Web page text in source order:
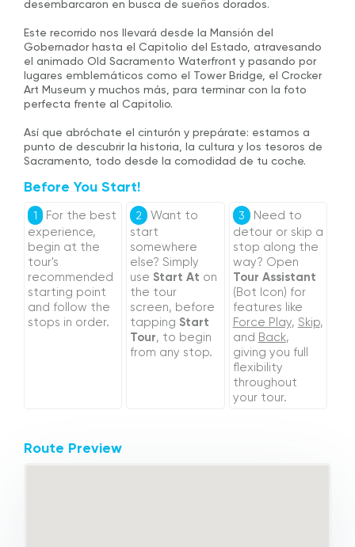
desembarcaron en busca de sueños dorados.
Este recorrido nos llevará desde la Mansión del
Gobernador hasta el Capitolio del Estado, atravesando
el animado Old Sacramento Waterfront y pasando por
lugares emblemáticos como el Tower Bridge, el Crocker
Art Museum y muchos más, para terminar con la foto
perfecta frente al Capitolio.
Así que abróchate el cinturón y prepárate: estamos a
punto de descubrir la historia, la cultura y los tesoros de
Sacramento, todo desde la comodidad de tu coche.
Before You Start!
1
For the best
experience,
begin at the
tour's
recommended
starting point
and follow the
stops in order.
2
Want to
start
somewhere
else? Simply
useStart At on
the tour
screen, before
tappingStart
Tour, to begin
from any stop.
3 Need to
detour or skip a
stop along the
way? Open
Tour Assistant
(Bot Icon) for
features like
Force Play, Skip,
and Back,
giving you full
flexibility
throughout
your tour.
Route Preview